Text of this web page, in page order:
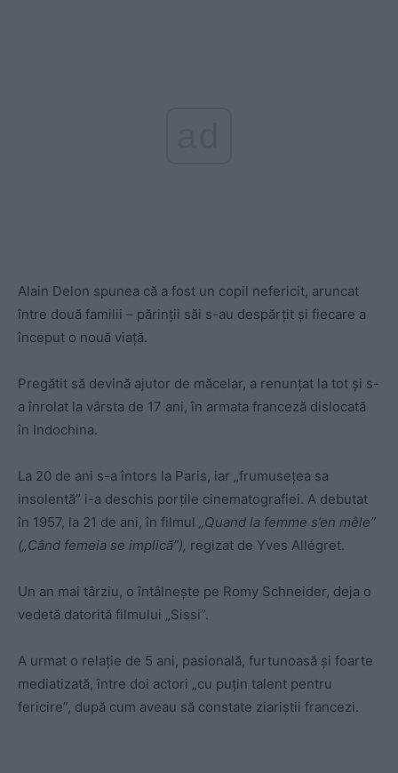
Alain Delon spunea că a fost un copil nefericit, aruncat
între două familii – părinţii săi s-au despărţit şi fiecare a
început o nouă viaţă.
Pregătit să devină ajutor de măcelar, a renunţat la tot şi s-
a înrolat la vârsta de 17 ani, în armata franceză dislocată
în Indochina.
La 20 de ani s-a întors la Paris, iar „frumuseţea sa
insolentă” i-a deschis porţile cinematografiei. A debutat
în 1957, la 21 de ani, în filmul „Quand la femme s’en mêle”
(„Când femeia se implică”), regizat de Yves Allégret.
Un an mai târziu, o întâlneşte pe Romy Schneider, deja o
vedetă datorită filmului „Sissi”.
A urmat o relaţie de 5 ani, pasională, furtunoasă şi foarte
mediatizată, între doi actori „cu puţin talent pentru
fericire”, după cum aveau să constate ziariștii francezi.